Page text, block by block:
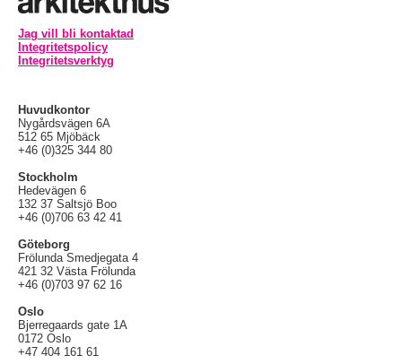
Jag vill bli kontaktad
Integritetspolicy
Integritetsverktyg
Huvudkontor
Nygårdsvägen 6A
512 65 Mjöbäck
+46 (0)325 344 80
Stockholm
Hedevägen 6
132 37 Saltsjö Boo
+46 (0)706 63 42 41
Göteborg
Frölunda Smedjegata 4
421 32 Västa Frölunda
+46 (0)703 97 62 16
Oslo
Bjerregaards gate 1A
0172 Oslo
+47 404 161 61